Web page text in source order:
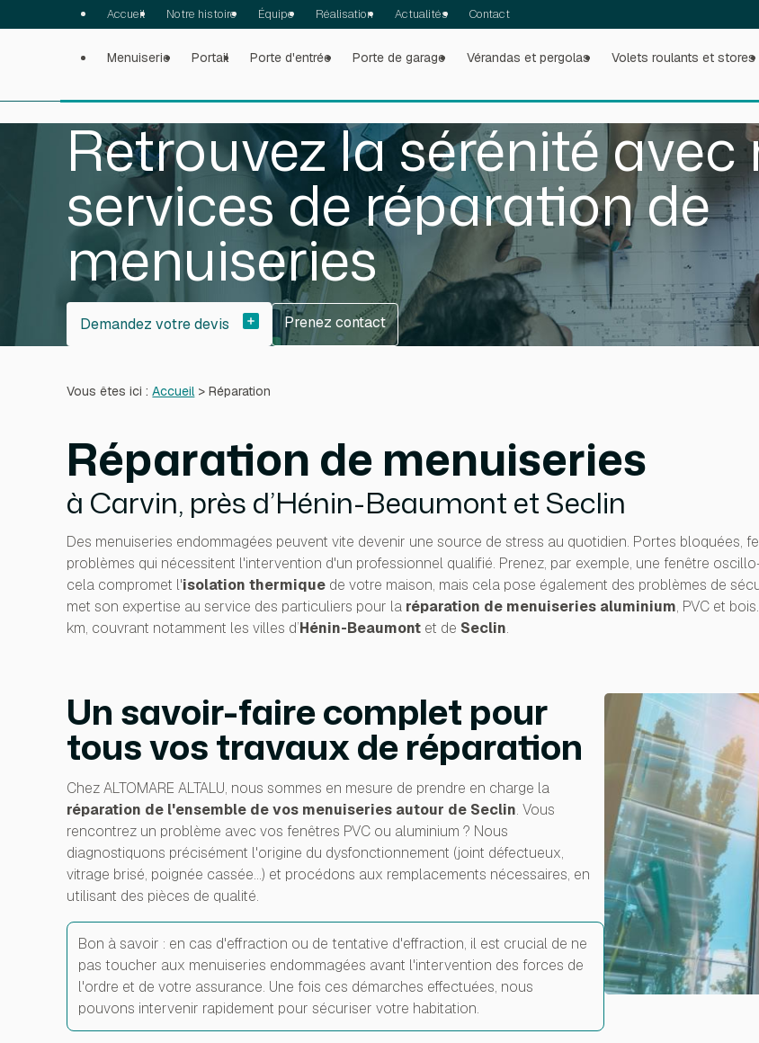
Accueil Notre histoire Équipe Réalisation Actualités Contact
Menuiserie Portail Porte d'entrée Porte de garage Vérandas et pergolas Volets roulants et stores
Retrouvez la sérénité avec
services de réparation de
menuiseries
Demandez votre devis Prenez contact
Vous êtes ici : Accueil> Réparation
Réparation de menuiseries
à Carvin, près d’Hénin-Beaumont et Seclin
Des menuiseries endommagées peuvent vite devenir une source de stress au quotidien. Portes bloquées,
problèmes qui nécessitent l'intervention d'un professionnel qualifié. Prenez, par exemple, une fenêtre
cela compromet l'isolation thermique de votre maison, mais cela pose également des problèmes de
met son expertise au service des particuliers pour la réparation de menuiseries aluminium, PVC et
km, couvrant notamment les villes d’Hénin-Beaumont et de Seclin.
Un savoir-faire complet pour
tous vos travaux de réparation
Chez ALTOMARE ALTALU, nous sommes en mesure de prendre en charge la
réparation de l'ensemble de vos menuiseries autour de Seclin. Vous
rencontrez un problème avec vos fenêtres PVC ou aluminium ? Nous
diagnostiquons précisément l'origine du dysfonctionnement (joint défectueux,
vitrage brisé, poignée cassée...) et procédons aux remplacements nécessaires, en
utilisant des pièces de qualité.
Bon à savoir : en cas d'effraction ou de tentative d'effraction, il est crucial de ne
pas toucher aux menuiseries endommagées avant l'intervention des forces de
l'ordre et de votre assurance. Une fois ces démarches effectuées, nous
pouvons intervenir rapidement pour sécuriser votre habitation.
Panneau de gestion des cookies